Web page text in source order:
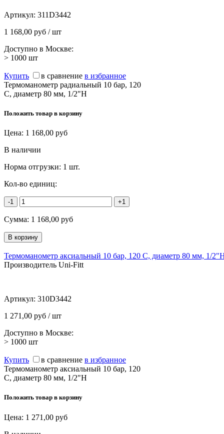
Артикул: 311D3442
1 168,00 руб / шт
Доступно в Москве:
> 1000 шт
Купить в сравнение в избранное
Термоманометр радиальный 10 бар, 120
C, диаметр 80 мм, 1/2"Н
Положить товар в корзину
Цена: 1 168,00 руб
В наличии
Норма отгрузки: 1 шт.
Кол-во единиц:
-1 +1
Сумма: 1 168,00 руб
Термоманометр аксиальный 10 бар, 120 C, диаметр 80 мм, 1/
Производитель Uni-Fitt
Артикул: 310D3442
1 271,00 руб / шт
Доступно в Москве:
> 1000 шт
Купить в сравнение в избранное
Термоманометр аксиальный 10 бар, 120
C, диаметр 80 мм, 1/2"Н
Положить товар в корзину
Цена: 1 271,00 руб